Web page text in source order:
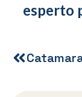
esperto